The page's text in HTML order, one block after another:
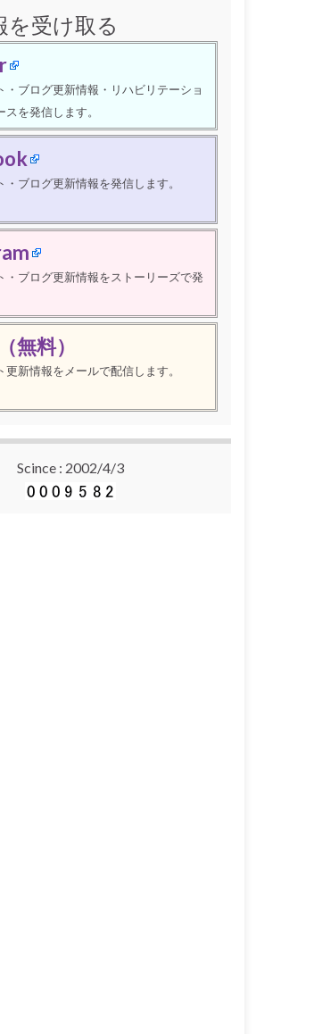
を受け取る
・ブログ更新情報・リハビリテーショ
スを発信します。
・ブログ更新情報を発信します。
・ブログ更新情報をストーリーズで発
無料）
更新情報をメールで配信します。
Scince : 2002/4/3